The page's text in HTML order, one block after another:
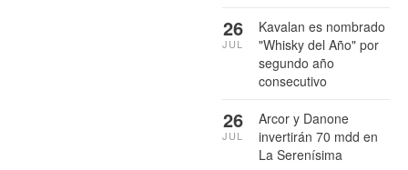
Kavalan es nombrado
"Whisky del Año" por
segundo año
consecutivo
26
JUL
Arcor y Danone
invertirán 70 mdd en
La Serenísima
26
JUL